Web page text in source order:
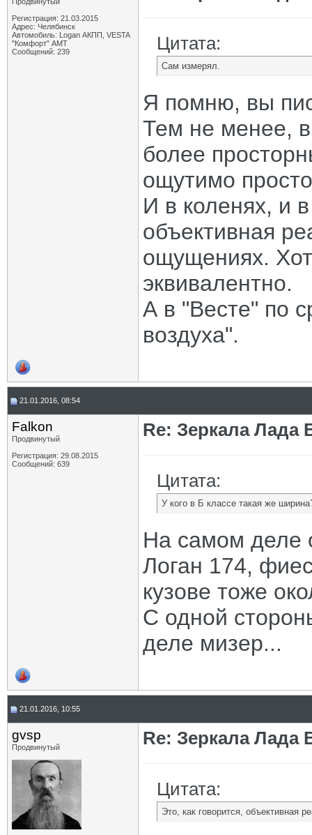
Регистрация: 21.03.2015
Адрес: Челябинск
Автомобиль: Logan АКПП, VESTA
"Комфорт" АМТ
Сообщений: 239
Цитата:
Сам измерял.
Я помню, вы
Тем не менее,
более
ощутимо
И в коленях, и
объективная
ощущениях.
эквивалентно.
А в "Весте" по
воздуха".
21.01.2016, 08:54
Falkon
Продвинутый
Регистрация: 29.08.2015
Сообщений: 639
Re: Зеркала Лада
Цитата:
У кого в Б классе такая же
На самом деле
Логан 174,
кузове тоже
С одной
деле мизер...
21.01.2016, 10:55
gvsp
Продвинутый Re: Зеркала Лада
Цитата:
Это, как говорится, объективная